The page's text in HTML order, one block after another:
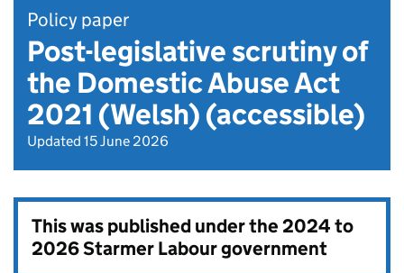
Policy paper
Post-legislative scrutiny of
the Domestic Abuse Act
2021 (Welsh) (accessible)
Updated 15 June 2026
This was published under the2024 to
2026 Starmer Labour government